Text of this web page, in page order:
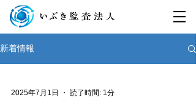
新着情報
2025年7月1日 読了時間: 1分